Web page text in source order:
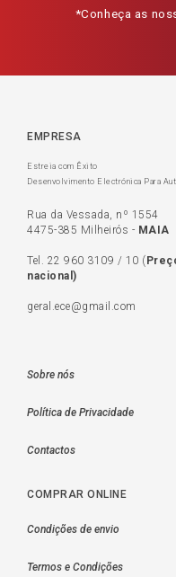
*Conheça as
EMPRESA
Estreia com Êxito
Desenvolvimento Electrónica Para
Rua da Vessada, nº 1554
4475-385 Milheirós - MAIA
Tel. 22 960 3109 / 10 (
nacional)
geral.ece@gmail.com
Sobre nós
Política de Privacidade
Contactos
COMPRAR ONLINE
Condições de envio
Termos e Condições